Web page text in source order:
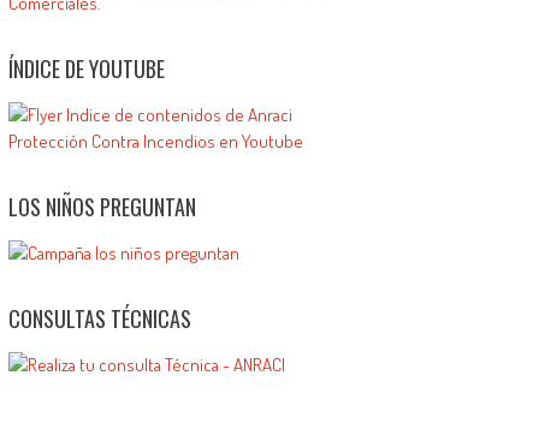
ÍNDICE DE YOUTUBE
LOS NIÑOS PREGUNTAN
CONSULTAS TÉCNICAS